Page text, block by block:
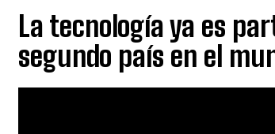
La tecnología ya es
segundo país en el